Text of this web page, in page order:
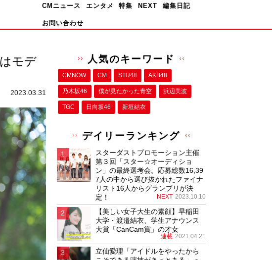
CMニュース エンタメ 特集 NEXT 編集日記
お問い合わせ
モデ
2023.03.31
人気のキーワード
CMNOW CM STU48 AKB48
乃木坂46 僕が⾒たかった⻘空 浜辺美波
TGC 日向坂46 新垣結衣
デイリーランキング
スターダストプロモーション主催
第３回「スター☆オーディショ
ン」の最終選考会。応募総数16,39
7人の中から選び抜かれたファイナ
リスト16人からグランプリが決
定！
NEXT 2023.10.10
【美しい女子大生の素顔】早稲田
大学・渡邉結衣、学生アナウンス
大賞「CanCam賞」の才女
連載 2021.04.21
立仙愛理「アイドルをやったから